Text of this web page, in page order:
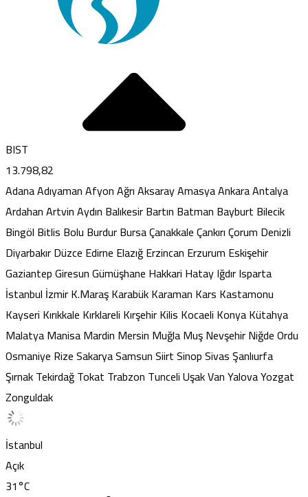
BIST
13.798,82
AdanaAdıyamanAfyonAğrıAksarayAmasyaAnkaraAntalya
ArdahanArtvinAydın BalıkesirBartın Batman Bayburt Bilecik
Bingöl Bitlis Bolu BurdurBursaÇanakkaleÇankırıÇorum Denizli
DiyarbakırDüzce Edirne ElazığErzincan Erzurum Eskişehir
GaziantepGiresunGümüşhane Hakkari HatayIğdırIsparta
İstanbul İzmirK.MaraşKarabükKaraman Kars Kastamonu
Kayseri Kırıkkale Kırklareli KırşehirKilis Kocaeli KonyaKütahya
MalatyaManisaMardin Mersin MuğlaMuşNevşehirNiğdeOrdu
Osmaniye RizeSakaryaSamsunSiirtSinopSivasŞanlıurfa
ŞırnakTekirdağTokat Trabzon TunceliUşakVanYalovaYozgat
Zonguldak
İstanbul
Açık
31°C